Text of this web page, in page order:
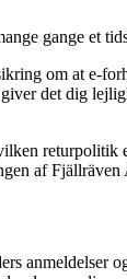
gange et
om at e-
det dig
returpolitik
af
anmeldelser